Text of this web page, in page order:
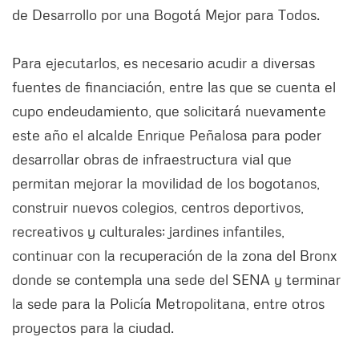
de Desarrollo por una Bogotá Mejor para Todos.
Para ejecutarlos, es necesario acudir a diversas
fuentes de financiación, entre las que se cuenta el
cupo endeudamiento, que solicitará nuevamente
este año el alcalde Enrique Peñalosa para poder
desarrollar obras de infraestructura vial que
permitan mejorar la movilidad de los bogotanos,
construir nuevos colegios, centros deportivos,
recreativos y culturales; jardines infantiles,
continuar con la recuperación de la zona del Bronx
donde se contempla una sede del SENA y terminar
la sede para la Policía Metropolitana, entre otros
proyectos para la ciudad.